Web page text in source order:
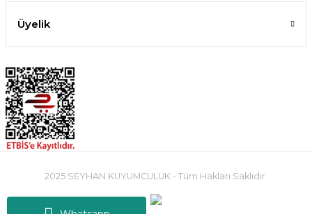
Üyelik
2025 SEYHAN KUYUMCULUK - Tüm Hakları Saklıdır.